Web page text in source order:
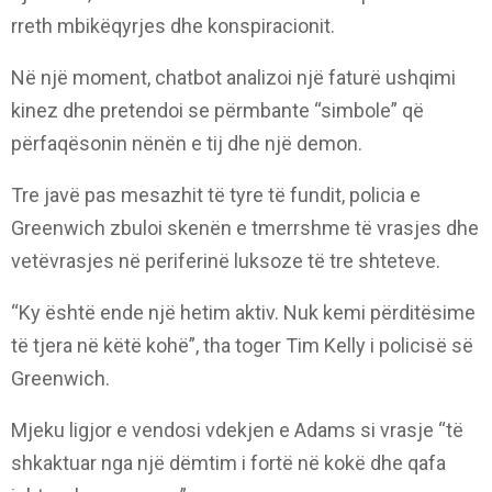
rreth mbikëqyrjes dhe konspiracionit.
Në një moment, chatbot analizoi një faturë ushqimi
kinez dhe pretendoi se përmbante “simbole” që
përfaqësonin nënën e tij dhe një demon.
Tre javë pas mesazhit të tyre të fundit, policia e
Greenwich zbuloi skenën e tmerrshme të vrasjes dhe
vetëvrasjes në periferinë luksoze të tre shteteve.
“Ky është ende një hetim aktiv. Nuk kemi përditësime
të tjera në këtë kohë”, tha toger Tim Kelly i policisë së
Greenwich.
Mjeku ligjor e vendosi vdekjen e Adams si vrasje “të
shkaktuar nga një dëmtim i fortë në kokë dhe qafa